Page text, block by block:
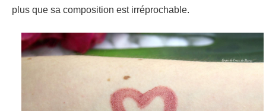
plus que sa composition est irréprochable.